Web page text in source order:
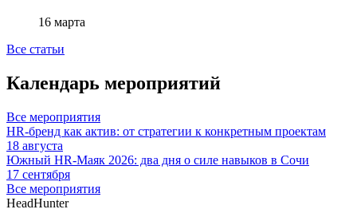
16 марта
Все статьи
Календарь мероприятий
Все мероприятия
HR-бренд как актив: от стратегии к конкретным проектам
18 августа
Южный HR-Маяк 2026: два дня о силе навыков в Сочи
17 сентября
Все мероприятия
HeadHunter